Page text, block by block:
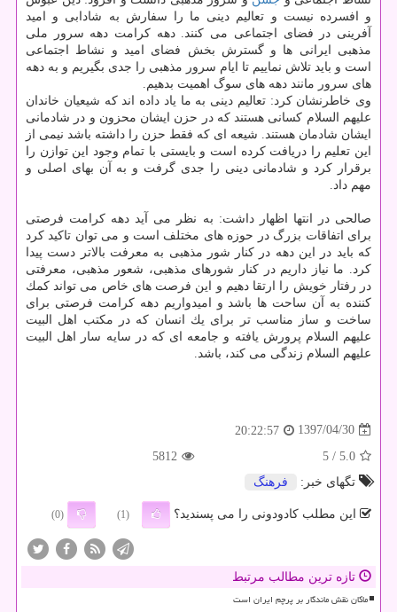
و افسرده نیست و تعالیم دینی ما را سفارش به شادابی و امید
آفرینی در فضای اجتماعی می كنند. دهه كرامت دهه سرور ملی
مذهبی ایرانی ها و گسترش بخش فضای امید و نشاط اجتماعی
است و باید تلاش نماییم تا ایام سرور مذهبی را جدی بگیریم و به دهه
های سرور مانند دهه های سوگ اهمیت بدهیم.
وی خاطرنشان كرد: تعالیم دینی به ما یاد داده اند كه شیعیان خاندان
علیهم السلام كسانی هستند كه در حزن ایشان محزون و در شادمانی
ایشان شادمان هستند. شیعه ای كه فقط حزن را داشته باشد نیمی از
این تعلیم را دریافت كرده است و بایستی با تمام وجود این توازن را
برقرار كرد و شادمانی دینی را جدی گرفت و به آن بهای اصلی و
مهم داد.
صالحی در انتها اظهار داشت: به نظر می آید دهه كرامت فرصتی
برای اتفاقات بزرگ در حوزه های مختلف است و می توان تاكید كرد
كه باید در این دهه در كنار شور مذهبی به معرفت بالاتر دست پیدا
كرد. ما نیاز داریم در كنار شورهای مذهبی، شعور مذهبی، معرفتی
در رفتار خویش را ارتقا دهیم و این فرصت های خاص می تواند كمك
كننده به آن ساحت ها باشد و امیدواریم دهه كرامت فرصتی برای
ساخت و ساز مناسب تر برای یك انسان كه در مكتب اهل البیت
علیهم السلام پرورش یافته و جامعه ای كه در سایه سار اهل البیت
علیهم السلام زندگی می كند، باشد.
1397/04/30
20:22:57
5.0
/ 5
5812
تگهای خبر:
فرهنگ
این مطلب کادودونی را می پسندید؟ (1)
(0)
تازه ترین مطالب مرتبط
ماکان نقش ماندگار بر پرچم ایران است